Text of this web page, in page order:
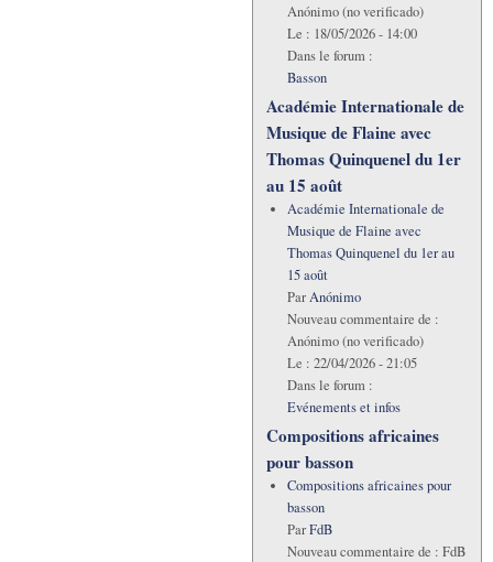
Anónimo (no verificado)
Le : 18/05/2026 - 14:00
Dans le forum :
Basson
Académie Internationale de
Musique de Flaine avec
Thomas Quinquenel du 1er
au 15 août
Académie Internationale de
Musique de Flaine avec
Thomas Quinquenel du 1er au
15 août
ParAnónimo
Nouveau commentaire de :
Anónimo (no verificado)
Le : 22/04/2026 - 21:05
Dans le forum :
Evénements et infos
Compositions africaines
pour basson
Compositions africaines pour
basson
ParFdB
Nouveau commentaire de : FdB